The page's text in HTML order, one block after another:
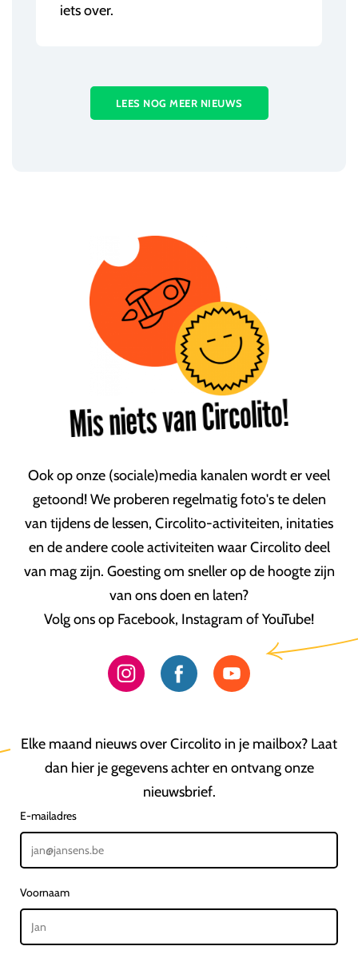
iets over.
LEES NOG MEER NIEUWS
Mis niets van Circolito!
Ook op onze (sociale)media kanalen wordt er veel
getoond! We proberen regelmatig foto's te delen
van tijdens de lessen, Circolito-activiteiten, initaties
en de andere coole activiteiten waar Circolito deel
van mag zijn. Goesting om sneller op de hoogte zijn
van ons doen en laten?
Volg ons op Facebook, Instagram of YouTube!
Elke maand nieuws over Circolito in je mailbox? Laat
dan hier je gegevens achter en ontvang onze
nieuwsbrief.
E-mailadres
Voornaam